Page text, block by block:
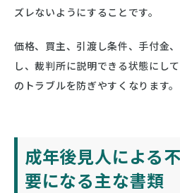
ズレないようにすることです。
価格、買主、引渡し条件、手付金
し、裁判所に説明できる状態にし
のトラブルを防ぎやすくなります。
成年後見人による
要になる主な書類